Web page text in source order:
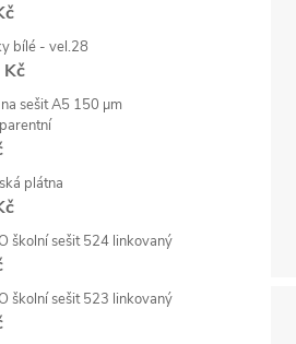
bílé - vel.28
sešit A5 150 µm
plátna
školní sešit 524 linkovaný
školní sešit 523 linkovaný